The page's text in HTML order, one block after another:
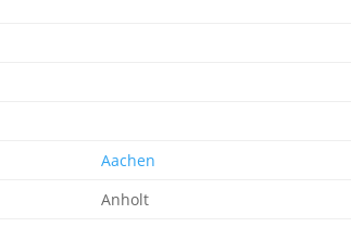
Aachen
Anholt